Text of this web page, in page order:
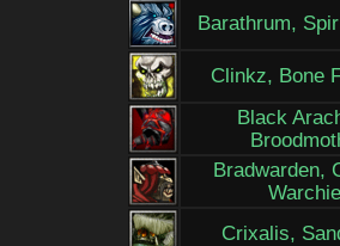
Barathrum,
Clinkz, Bone
Black
Bradwarden,
Crixalis,